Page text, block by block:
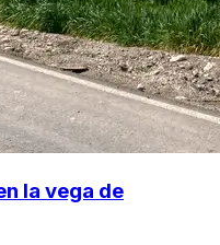
la vega de